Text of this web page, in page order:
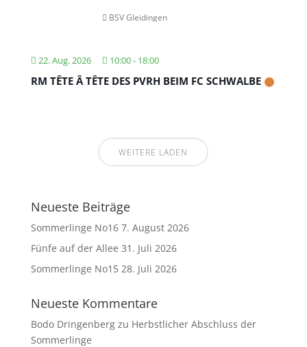
BSV Gleidingen
22. Aug. 2026 10:00- 18:00
RM TÊTE Â TÊTE DES PVRH BEIM FC SCHWALBE
WEITERE LADEN
Neueste Beiträge
Sommerlinge No16 7. August 2026
Fünfe auf der Allee 31. Juli 2026
Sommerlinge No15 28. Juli 2026
Neueste Kommentare
Bodo Dringenbergzu Herbstlicher Abschluss der
Sommerlinge